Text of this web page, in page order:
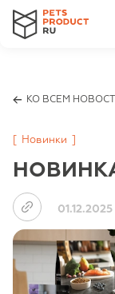
КО ВСЕМ
Новинки
НОВИНКА
01.12.2025